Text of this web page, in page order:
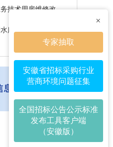
×
专家抽取
安徽省招标采购行业
营商环境问题征集
全国招标公告公示标准
发布工具客户端
（安徽版）
潜山市黄鹤塘水库除险加固工程中标候选人公示（评定分离）